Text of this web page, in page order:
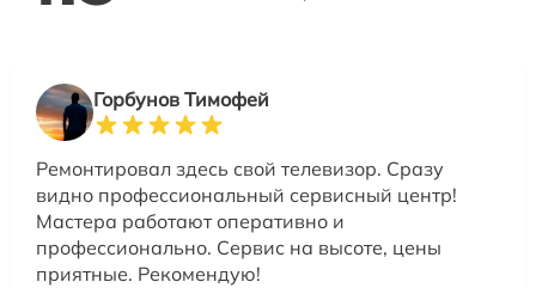
Горбунов Тимофей
Ремонтировал здесь свой телевизор. Сразу
видно профессиональный сервисный центр!
Мастера работают оперативно и
профессионально. Сервис на высоте, цены
приятные. Рекомендую!